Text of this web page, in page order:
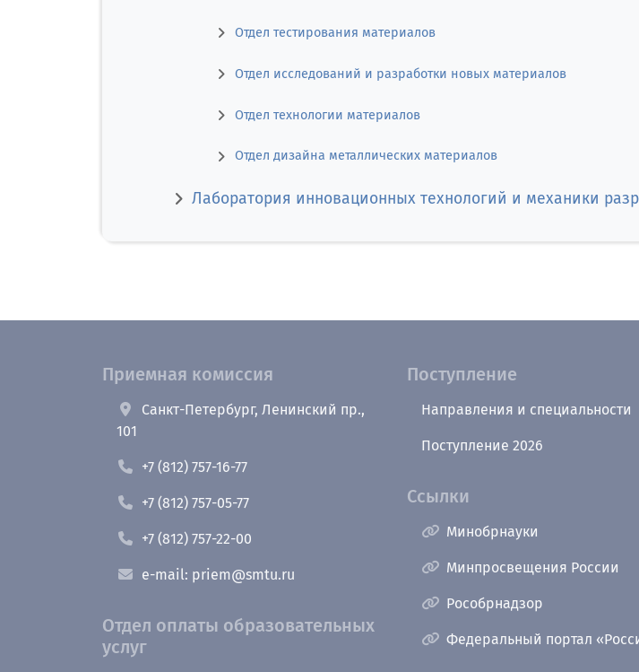
Отдел тестирования материалов
Отдел исследований и разработки новых материалов
Отдел технологии материалов
Отдел дизайна металлических материалов
Лаборатория инновационных технологий и механики
Приемная комиссия
Санкт-Петербург, Ленинский пр.,
101
+7 (812) 757-16-77
+7 (812) 757-05-77
+7 (812) 757-22-00
e-mail: priem@smtu.ru
Отдел оплаты образовательных
услуг
Поступление
Направления и специальности
Поступление 2026
Ссылки
Минобрнауки
Минпросвещения России
Рособрнадзор
Федеральный портал